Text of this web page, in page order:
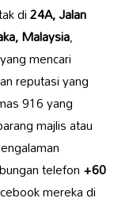
di24A, Jalan
Malaysia,
mencari
reputasi yang
916 yang
majlis atau
telefon+60
mereka di